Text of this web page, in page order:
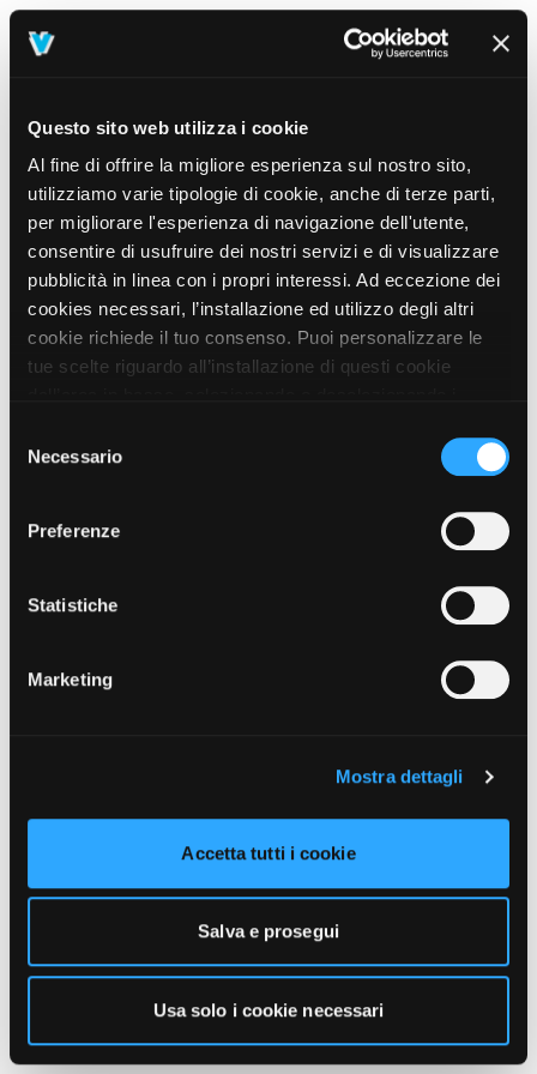
Questo sito web utilizza i cookie
Al fine di offrire la migliore esperienza sul nostro sito,
utilizziamo varie tipologie di cookie, anche di terze parti,
per migliorare l'esperienza di navigazione dell'utente,
consentire di usufruire dei nostri servizi e di visualizzare
pubblicità in linea con i propri interessi. Ad eccezione dei
cookies necessari, l’installazione ed utilizzo degli altri
cookie richiede il tuo consenso. Puoi personalizzare le
tue scelte riguardo all’installazione di questi cookie
prosegui” o decidere di accettare tutti i cookie, cliccando
sul pulsante “Accetta tutti i cookie”. Cliccando sul tasto
unicamente i cookie necessari alla navigazione. Per
funzionamento, puoi prendere visione dell’informativa
cliccando qui.
delNecessario
Preferenze
Statistiche
Marketing
Mostra dettagli
Accetta tutti i cookie
Salva e prosegui
Usa solo i cookie necessari
404